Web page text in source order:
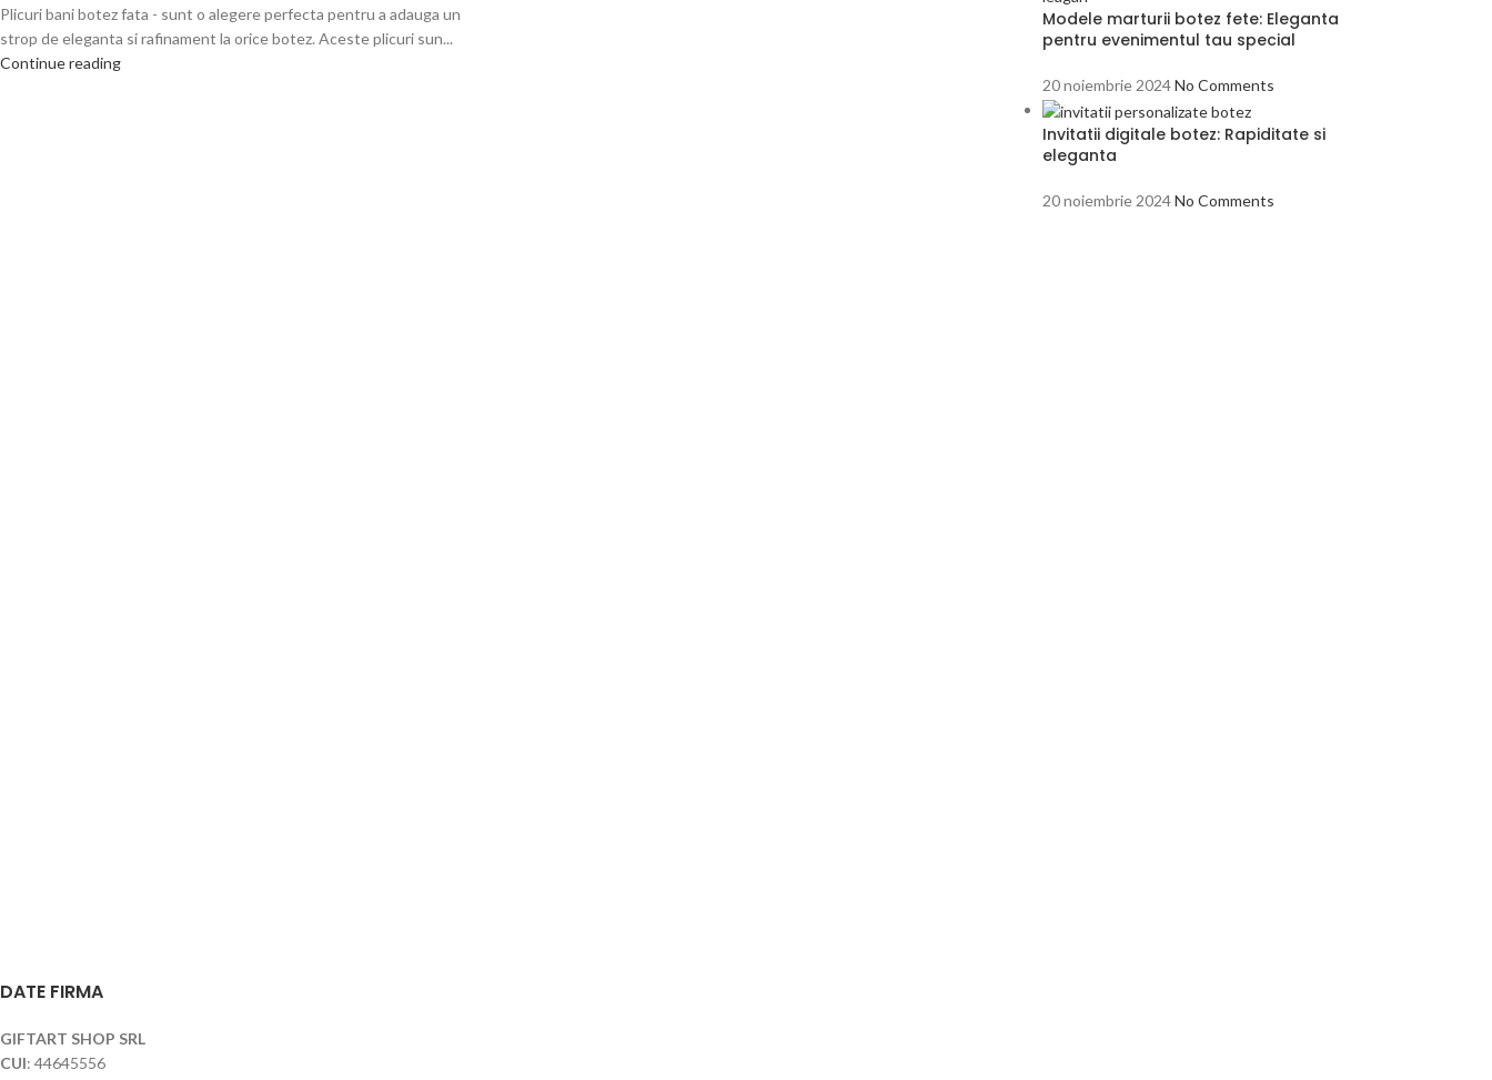
Plicuri bani botez fata - sunt o alegere perfecta pentru a adauga un
strop de eleganta si rafinament la orice botez. Aceste plicuri sun...
Continue reading
Modele marturii botez fete: Eleganta
pentru evenimentul tau special
20 noiembrie 2024No Comments
Invitatii digitale botez: Rapiditate si
eleganta
20 noiembrie 2024No Comments
DATE FIRMA
GIFTART SHOP SRL
CUI: 44645556